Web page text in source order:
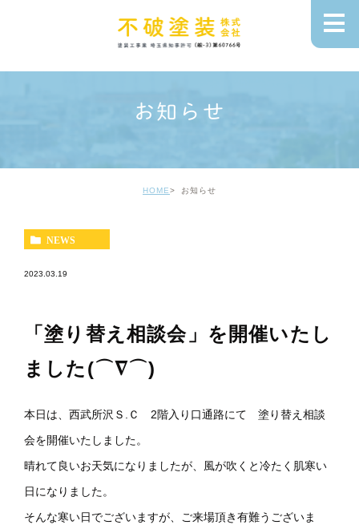
お知らせ
HOME お知らせ
NEWS
2023.03.19
「塗り替え相談会」を開催いたし
ました(⌒∇⌒)
本日は、西武所沢Ｓ.Ｃ 2階入り口通路にて 塗り替え相談
会を開催いたしました。
晴れて良いお天気になりましたが、風が吹くと冷たく肌寒い
日になりました。
そんな寒い日でございますが、ご来場頂き有難うございま